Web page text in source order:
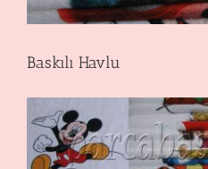
Baskılı Havlu